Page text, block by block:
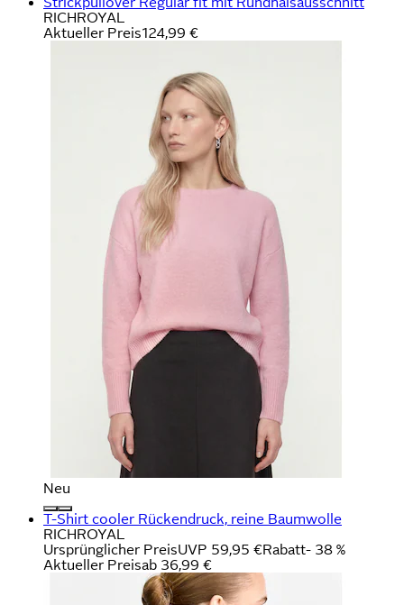
RICHROYAL
Aktueller Preis124,99 €
Neu
T-Shirt cooler Rückendruck, reine Baumwolle
RICHROYAL
Ursprünglicher PreisUVP 59,95 €Rabatt- 38 %
Aktueller Preisab 36,99 €